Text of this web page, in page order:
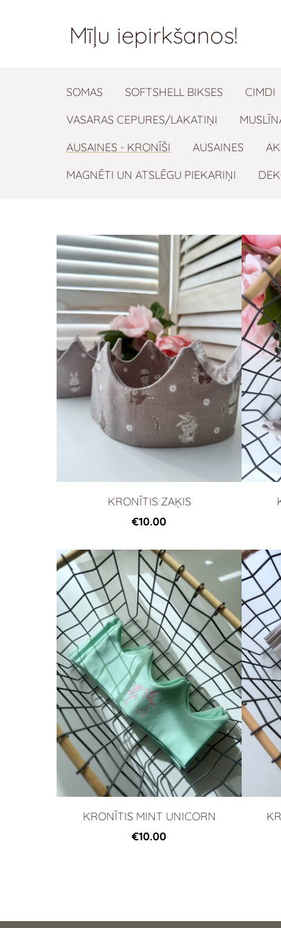
Mīļu
SOMAS SOFTSHELL BIKSES CIMDI
VASARAS CEPURES/LAKATIŅI
AUSAINES - KRONĪŠI
AUSAINES
MAGNĒTI UN ATSLĒGU PIEKARIŅI
KRONĪTIS ZAĶIS
€10.00
KRONĪTIS MINT UNICORN
€10.00